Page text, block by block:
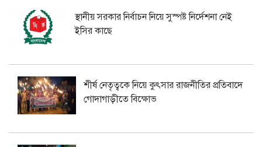
স্থানীয় সরকার নির্বাচন নিয়ে সুস্পষ্ট নির্দেশনা নেই
ইসির কাছে
শীর্ষ নেতৃত্বকে নিয়ে কুৎসার রাজনীতির প্রতিবাদে
গোদাগাড়ীতে বিক্ষোভ